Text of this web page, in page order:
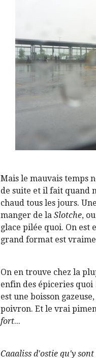
Mais le mauvais temps
de suite et il fait quand
chaud tous les jours.
manger de laSlotche,
glace pilée quoi. On est
grand format est
On en trouve chez la
enfin des épiceries
est une boisson
poivron. Et le vrai
fort...
Caaaliss d'ostie qu'y